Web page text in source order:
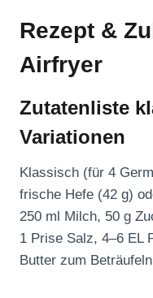
Rezept &
Airfryer
Zutatenliste
Variationen
Klassisch (für 4
frische Hefe (42 g)
250 ml Milch, 50 g
1 Prise Salz, 4–6 EL
Butter zum